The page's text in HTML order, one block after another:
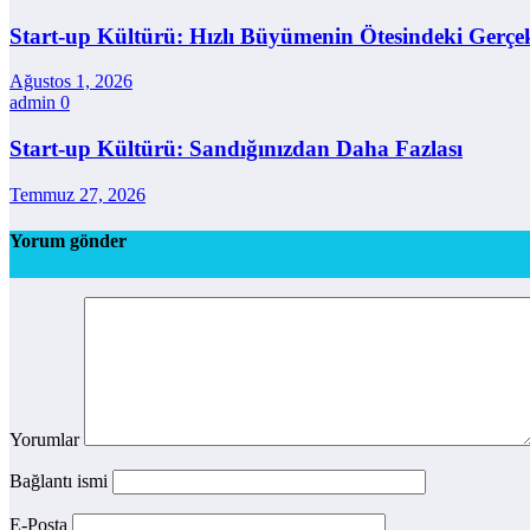
Start-up Kültürü: Hızlı Büyümenin Ötesindeki
Ağustos 1, 2026
admin 0
Start-up Kültürü: Sandığınızdan Daha Fazlası
Temmuz 27, 2026
Yorum gönder
Yorumlar
Bağlantı ismi
E-Posta